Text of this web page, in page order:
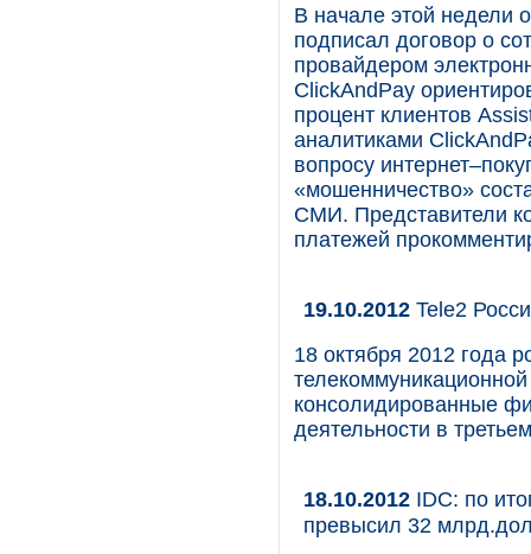
В начале этой недели
подписал договор о
провайдером
СlickAndPay
процент клиентов
аналитиками
вопросу
«мошенничество»
СМИ. Представители
платежей
19.10.2012 Tele2
18 октября 2012 года
консолидированные
деятельности в
18.10.2012 IDC: по
превысил 32